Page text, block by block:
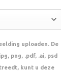
uploaden. De
png, .pdf, .ai, psd
kunt u deze